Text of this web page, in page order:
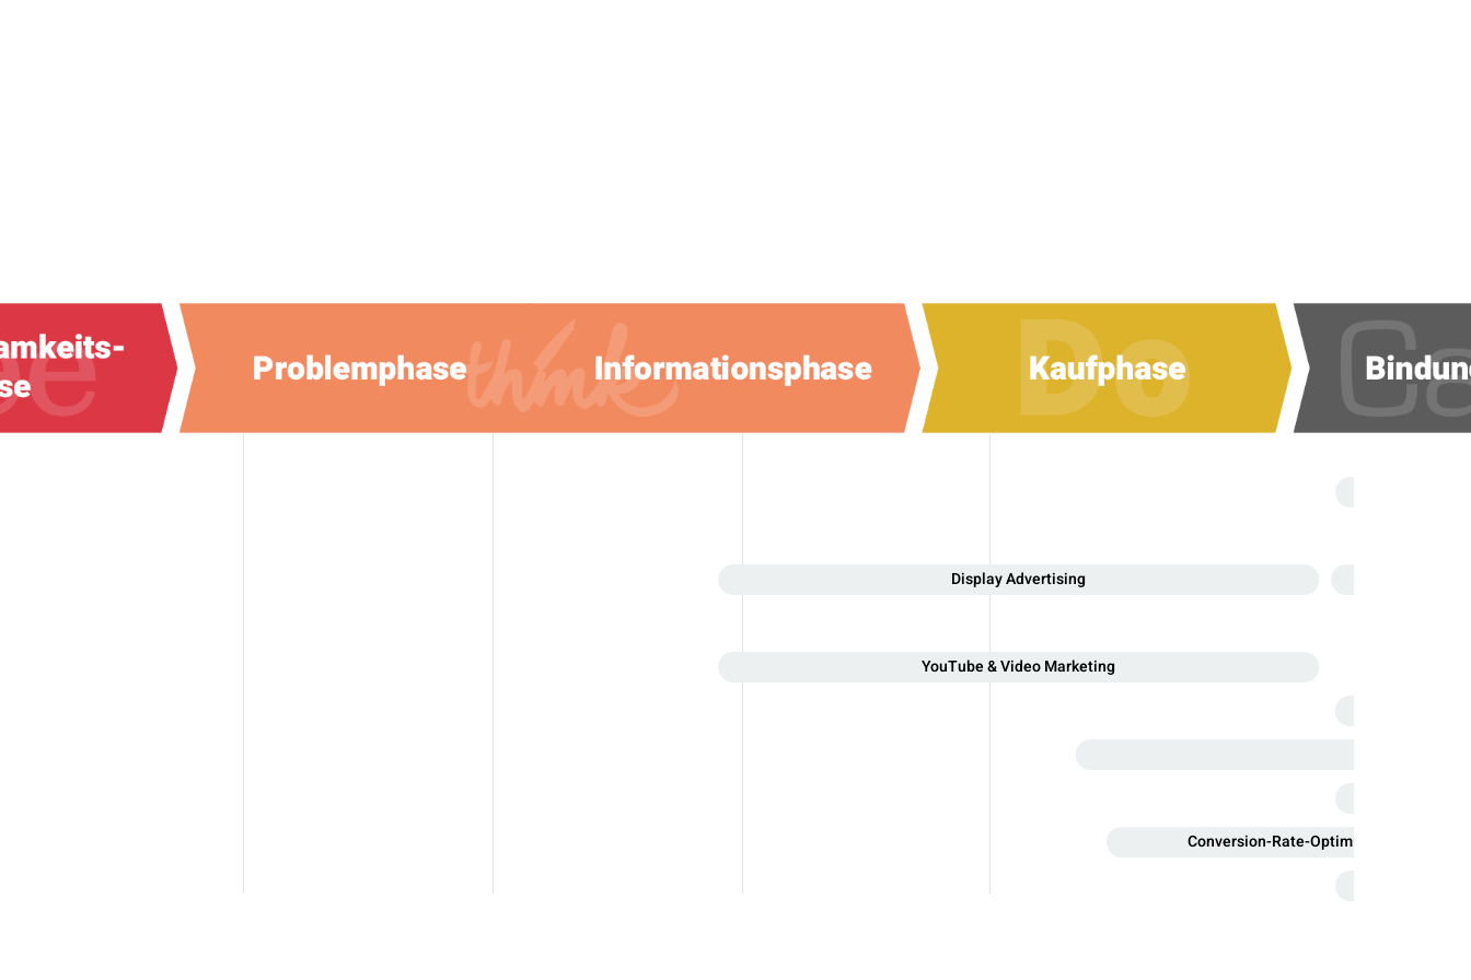
Display Advertising
YouTube & Video Marketing
Conversion-Rate-Optimierung